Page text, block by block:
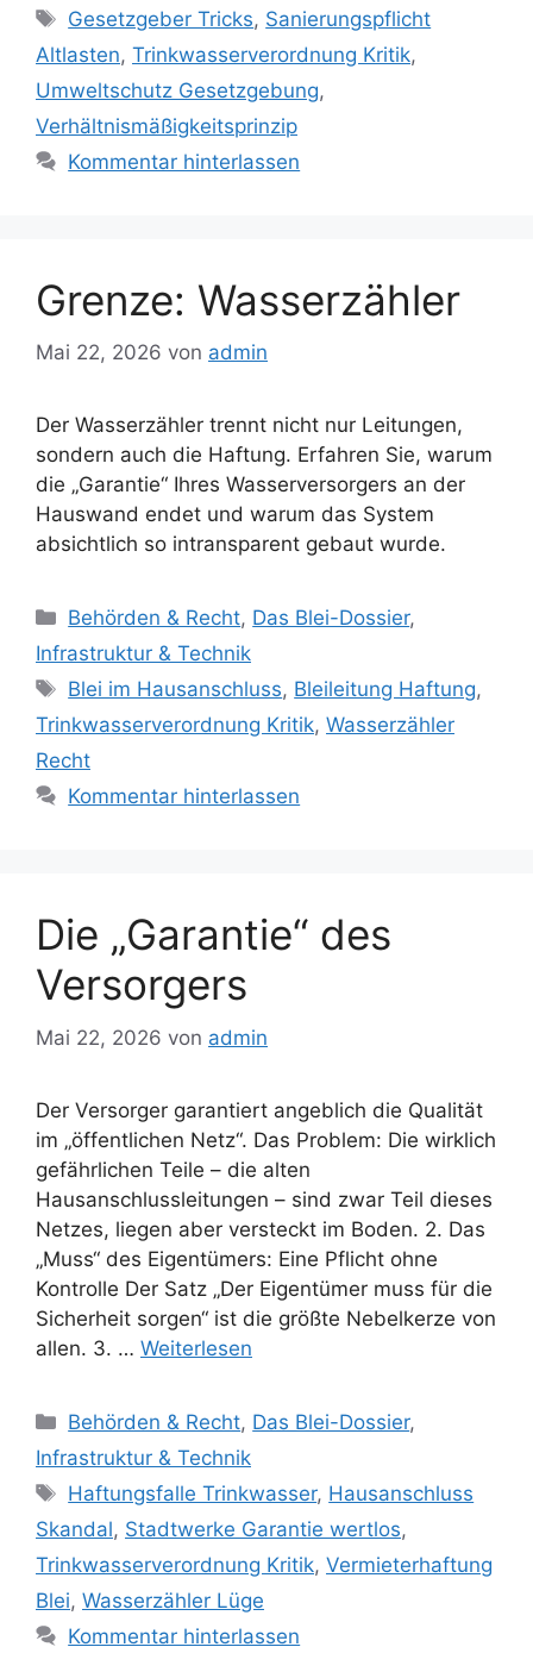
Schlagwörter
Gesetzgeber Tricks, Sanierungspflicht
Altlasten, Trinkwasserverordnung Kritik,
Umweltschutz Gesetzgebung,
Verhältnismäßigkeitsprinzip
Kommentar hinterlassen
Grenze: Wasserzähler
Mai 22, 2026 von admin
Der Wasserzähler trennt nicht nur Leitungen,
sondern auch die Haftung. Erfahren Sie, warum
die „Garantie“ Ihres Wasserversorgers an der
Hauswand endet und warum das System
absichtlich so intransparent gebaut wurde.
Kategorien
Behörden & Recht, Das Blei-Dossier,
Infrastruktur & Technik
Schlagwörter
Blei im Hausanschluss, Bleileitung Haftung,
Trinkwasserverordnung Kritik, Wasserzähler
Recht
Kommentar hinterlassen
Die „Garantie“ des
Versorgers
Mai 22, 2026 von admin
Der Versorger garantiert angeblich die Qualität
im „öffentlichen Netz“. Das Problem: Die wirklich
gefährlichen Teile – die alten
Hausanschlussleitungen – sind zwar Teil dieses
Netzes, liegen aber versteckt im Boden. 2. Das
„Muss“ des Eigentümers: Eine Pflicht ohne
Kontrolle Der Satz „Der Eigentümer muss für die
Sicherheit sorgen“ ist die größte Nebelkerze von
allen. 3. … Weiterlesen
Kategorien
Behörden & Recht, Das Blei-Dossier,
Infrastruktur & Technik
Schlagwörter
Haftungsfalle Trinkwasser, Hausanschluss
Skandal, Stadtwerke Garantie wertlos,
Trinkwasserverordnung Kritik, Vermieterhaftung
Blei, Wasserzähler Lüge
Kommentar hinterlassen